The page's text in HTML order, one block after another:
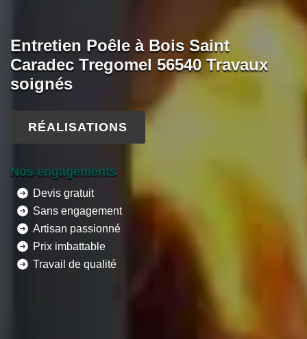
Entretien Poêle à Bois Saint
Caradec Tregomel 56540 Travaux
soignés
RÉALISATIONS
Nos engagements
Devis gratuit
Sans engagement
Artisan passionné
Prix imbattable
Travail de qualité